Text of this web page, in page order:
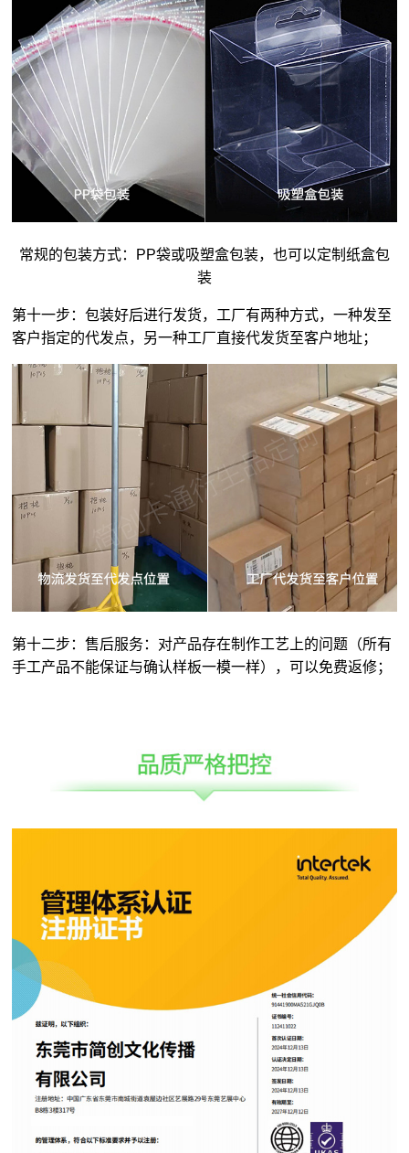
常规的包装方式：PP袋或吸塑盒包装，也可以定制纸盒包
装
第十一步：包装好后进行发货，工厂有两种方式，一种发至
客户指定的代发点，另一种工厂直接代发货至客户地址；
第十二步：售后服务：对产品存在制作工艺上的问题（所有
手工产品不能保证与确认样板一模一样），可以免费返修；